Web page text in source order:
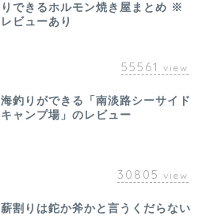
りできるホルモン焼き屋まとめ ※
レビューあり
55561 view
海釣りができる「南淡路シーサイド
キャンプ場」のレビュー
30805 view
薪割りは鉈か斧かと言うくだらない